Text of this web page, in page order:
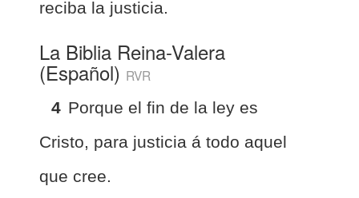
reciba la justicia.
La Biblia Reina-Valera
(Español) RVR
4 Porque el fin de la ley es
Cristo, para justicia á todo aquel
que cree.